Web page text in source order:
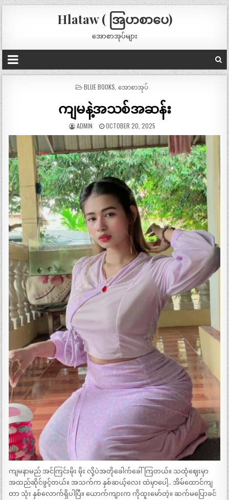
Hlataw ( အြပာစာပေ)
အောစာအုပ်များ
POSTED
BLUE BOOKS အောစာအုပ်
ကျမနဲ့အသစ်အဆန်း
ADMIN OCTOBER 20, 2025
ကျမနာမည် အင်ကြင်းမိုး မိုး လို့ပဲအတိုခေါက်ခေါ်ကြတယ်။ သထုံဈေးမှာ
အထည်ဆိုင်ဖွင့်တယ်။ အသက်က နှစ်ဆယ့်လေး ထဲမှာပေါ့.. အိမ်ထောင်ကျ
တာ သုံး နှစ်လောက်ရှိပါပြီ။ ယောက်ကျားက ကိုထူးမော်တဲ့။ ဆက်မပြောခင်